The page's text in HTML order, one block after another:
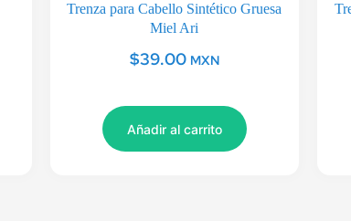
Trenza para Cabello Sintético Gruesa
Miel Ari
$39.00 MXN
Añadir al carrito